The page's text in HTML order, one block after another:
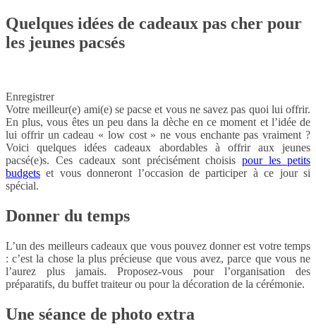
Quelques idées de cadeaux pas cher pour
les jeunes pacsés
Enregistrer
Votre meilleur(e) ami(e) se pacse et vous ne savez pas quoi lui offrir.
En plus, vous êtes un peu dans la dèche en ce moment et l’idée de
lui offrir un cadeau « low cost » ne vous enchante pas vraiment ?
Voici quelques idées cadeaux abordables à offrir aux jeunes
pacsé(e)s. Ces cadeaux sont précisément choisispour les petits
budgets et vous donneront l’occasion de participer à ce jour si
spécial.
Donner du temps
L’un des meilleurs cadeaux que vous pouvez donner est votre temps
: c’est la chose la plus précieuse que vous avez, parce que vous ne
l’aurez plus jamais. Proposez-vous pour l’organisation des
préparatifs, du buffet traiteur ou pour la décoration de la cérémonie.
Une séance de photo extra